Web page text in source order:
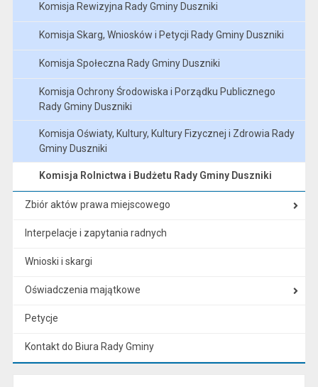
Komisja Rewizyjna Rady Gminy Duszniki
Komisja Skarg, Wniosków i Petycji Rady Gminy Duszniki
Komisja Społeczna Rady Gminy Duszniki
Komisja Ochrony Środowiska i Porządku Publicznego
Rady Gminy Duszniki
Komisja Oświaty, Kultury, Kultury Fizycznej i Zdrowia Rady
Gminy Duszniki
Komisja Rolnictwa i Budżetu Rady Gminy Duszniki
Zbiór aktów prawa miejscowego
Interpelacje i zapytania radnych
Wnioski i skargi
Oświadczenia majątkowe
Petycje
Kontakt do Biura Rady Gminy